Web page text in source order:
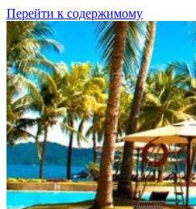
Перейти к содержимому